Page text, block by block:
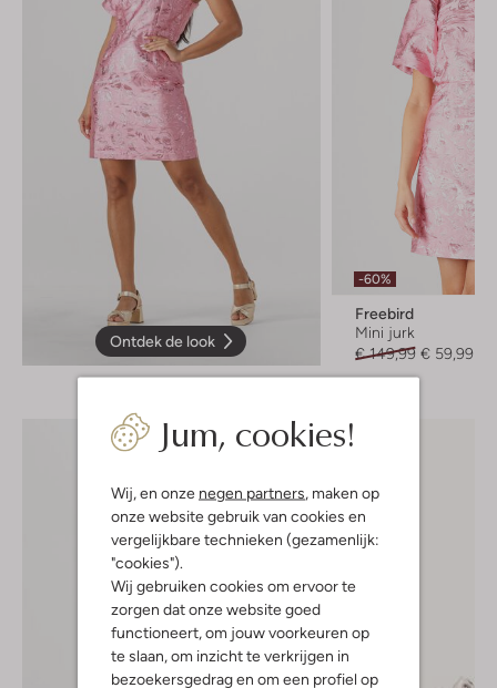
Jum, cookies!
Wij, en onze negen partners , maken op
onze website gebruik van cookies en
vergelijkbare technieken (gezamenlijk:
"cookies").
Wij gebruiken cookies om ervoor te
zorgen dat onze website goed
functioneert, om jouw voorkeuren op
te slaan, om inzicht te verkrijgen in
bezoekersgedrag en om een profiel op
Ontdek de look
-60%
Freebird
Mini jurk
€ 149,99 € 59,99